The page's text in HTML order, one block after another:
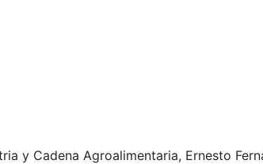
y Cadena Agroalimentaria, Ernesto